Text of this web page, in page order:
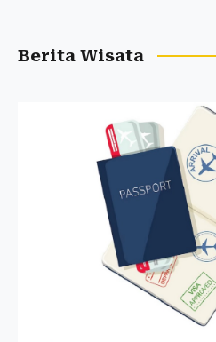
Berita Wisata